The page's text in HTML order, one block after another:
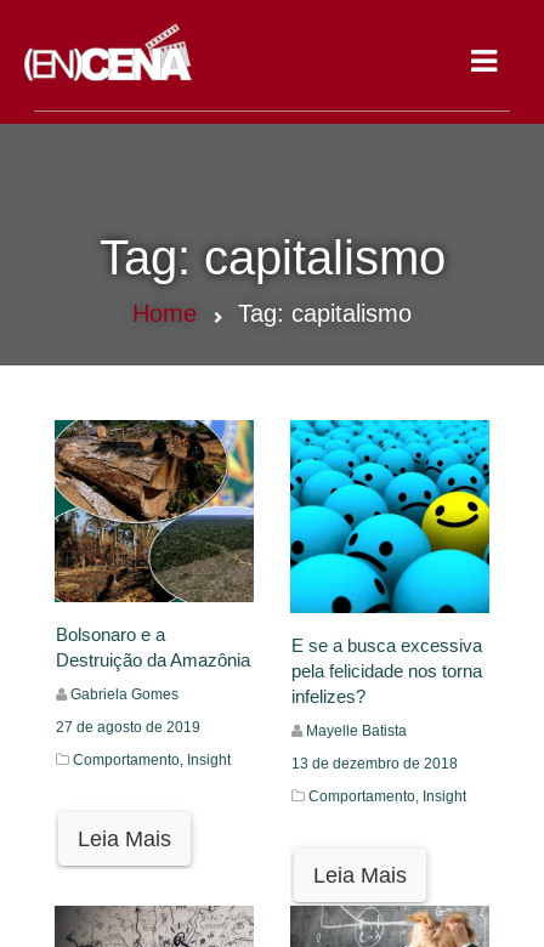
Tag: capitalismo
Home Tag: capitalismo
Bolsonaro e a
Destruição da Amazônia
Gabriela Gomes
27 de agosto de 2019
Comportamento, Insight
Leia Mais
E se a busca excessiva
pela felicidade nos torna
infelizes?
Mayelle Batista
13 de dezembro de 2018
Comportamento, Insight
Leia Mais